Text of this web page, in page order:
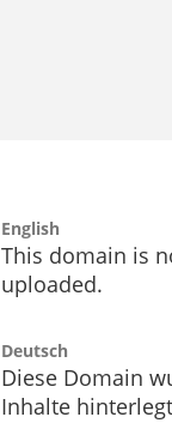
English
This domain is
uploaded.
Deutsch
Diese Domain
Inhalte